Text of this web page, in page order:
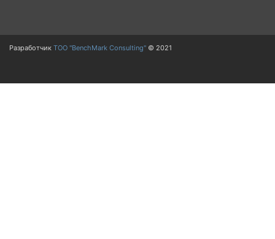
Разработчик ТОО "BenchMark Consulting" © 2021